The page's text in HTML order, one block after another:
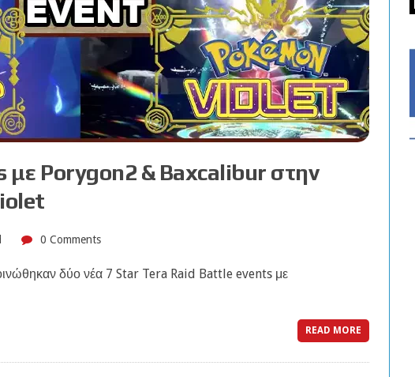
με Porygon2 & Baxcalibur στην
0 Comments
δύο νέα 7 Star Tera Raid Battle events με
READ MORE